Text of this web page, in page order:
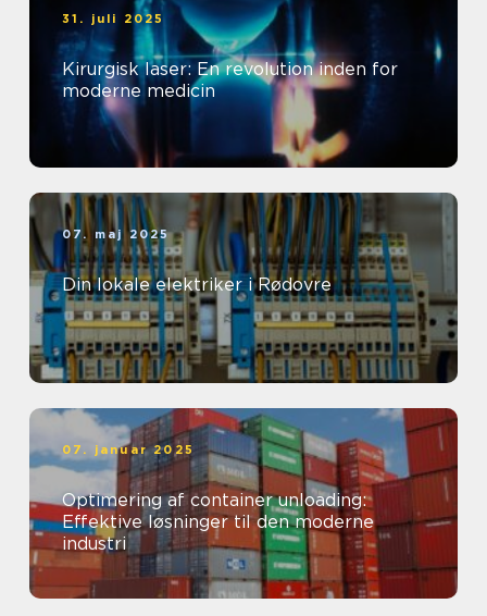
31. juli 2025
Kirurgisk laser: En revolution inden for
moderne medicin
07. maj 2025
Din lokale elektriker i Rødovre
07. januar 2025
Optimering af container unloading:
Effektive løsninger til den moderne
industri